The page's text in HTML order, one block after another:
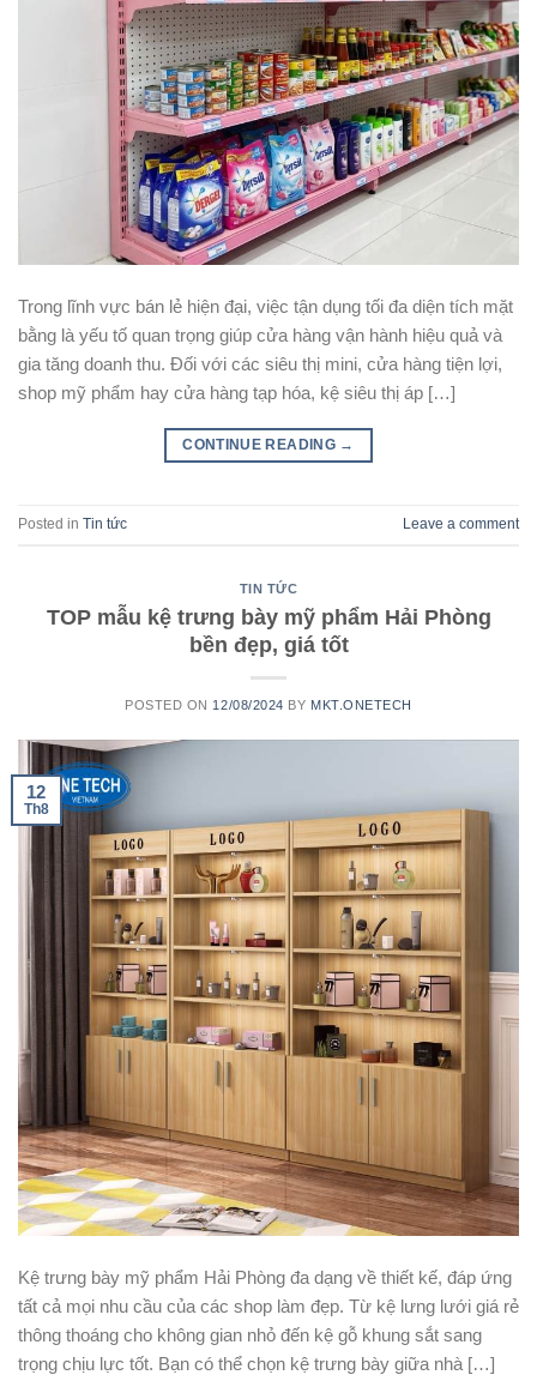
Trong lĩnh vực bán lẻ hiện đại, việc tận dụng tối đa diện tích mặt
bằng là yếu tố quan trọng giúp cửa hàng vận hành hiệu quả và
gia tăng doanh thu. Đối với các siêu thị mini, cửa hàng tiện lợi,
shop mỹ phẩm hay cửa hàng tạp hóa, kệ siêu thị áp […]
CONTINUE READING →
Posted in Tin tức Leave a comment
TIN TỨC
TOP mẫu kệ trưng bày mỹ phẩm Hải Phòng
bền đẹp, giá tốt
POSTED ON 12/08/2024 BY MKT.ONETECH
12
Th8
Kệ trưng bày mỹ phẩm Hải Phòng đa dạng về thiết kế, đáp ứng
tất cả mọi nhu cầu của các shop làm đẹp. Từ kệ lưng lưới giá rẻ
thông thoáng cho không gian nhỏ đến kệ gỗ khung sắt sang
trọng chịu lực tốt. Bạn có thể chọn kệ trưng bày giữa nhà […]